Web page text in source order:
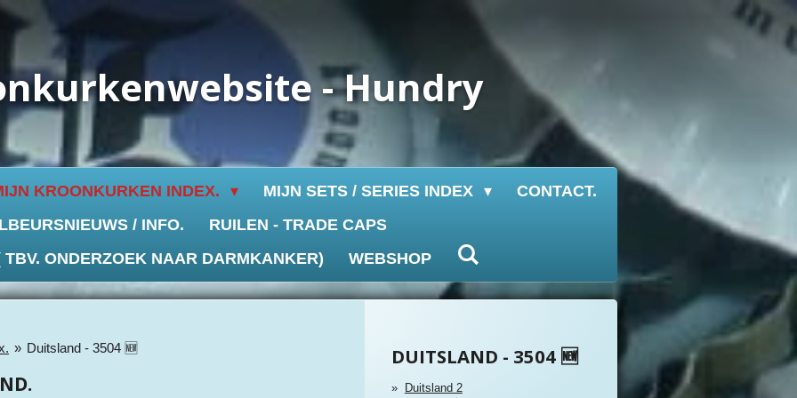
- Hundry
KROONKURKEN INDEX. MIJN SETS / SERIES INDEX
CONTACT.
/ INFO.
RUILEN - TRADE CAPS
ONDERZOEK NAAR DARMKANKER)
WEBSHOP
» Duitsland - 3504 🆕 DUITSLAND - 3504 🆕
Duitsland 2